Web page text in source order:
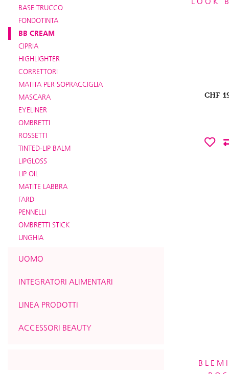
BASE TRUCCO
FONDOTINTA
BB CREAM
CIPRIA
HIGHLIGHTER
CORRETTORI
MATITA PER SOPRACCIGLIA
MASCARA
EYELINER
OMBRETTI
ROSSETTI
TINTED-LIP BALM
LIPGLOSS
LIP OIL
MATITE LABBRA
FARD
PENNELLI
OMBRETTI STICK
UNGHIA
UOMO
INTEGRATORI ALIMENTARI
LINEA PRODOTTI
ACCESSORI BEAUTY
CHF